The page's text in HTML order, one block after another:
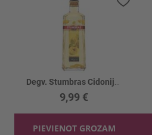
9,99 €
PIEVIENOT GROZAM